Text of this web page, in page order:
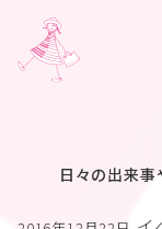
日々の出来